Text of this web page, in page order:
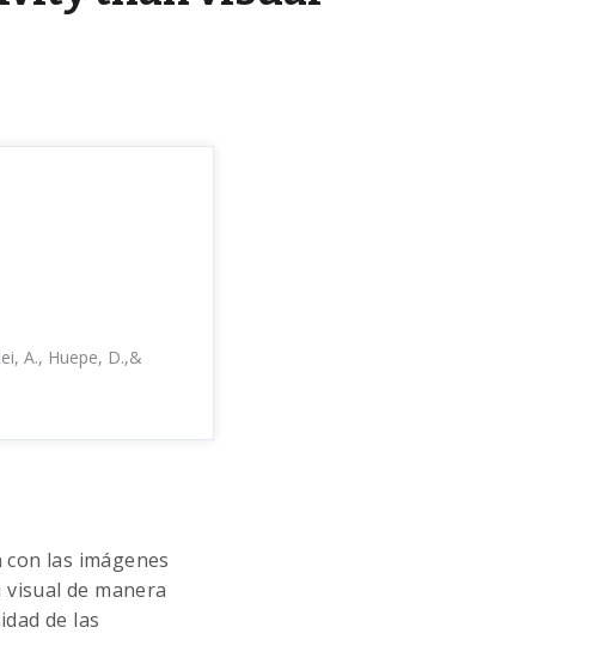
A., Huepe, D.,&
las imágenes
de manera
de las